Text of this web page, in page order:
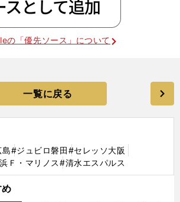
の「優先ソース」について
一覧に戻る
#ジュビロ磐田#セレッソ大阪
Ｆ・マリノス#清水エスパルス